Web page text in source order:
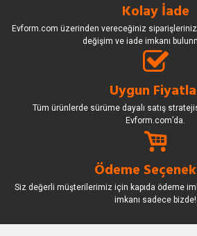
Kolay İade
Evform.com üzerinden vereceğiniz
değişim ve iade imkanı
Uygun
Tüm ürünlerde sürüme dayalı satış
Evform.com’da.
Ödeme
Siz değerli müşterilerimiz için kapıda ödeme
imkanı sadece bizde!